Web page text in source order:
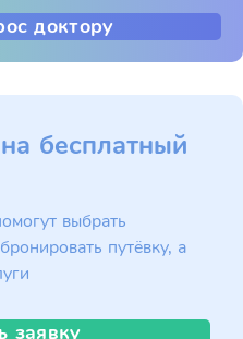
доктору
бесплатный
выбрать
путёвку, а
заявку